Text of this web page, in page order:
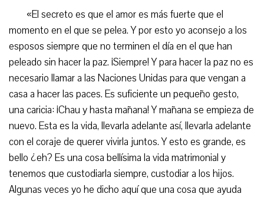
«El secreto es que el amor es más fuerte que el
momento en el que se pelea. Y por esto yo aconsejo a los
esposos siempre que no terminen el día en el que han
peleado sin hacer la paz. ¡Siempre! Y para hacer la paz no es
necesario llamar a las Naciones Unidas para que vengan a
casa a hacer las paces. Es suficiente un pequeño gesto,
una caricia: ¡Chau y hasta mañana! Y mañana se empieza de
nuevo. Esta es la vida, llevarla adelante así, llevarla adelante
con el coraje de querer vivirla juntos. Y esto es grande, es
bello ¿eh? Es una cosa bellísima la vida matrimonial y
tenemos que custodiarla siempre, custodiar a los hijos.
Algunas veces yo he dicho aquí que una cosa que ayuda